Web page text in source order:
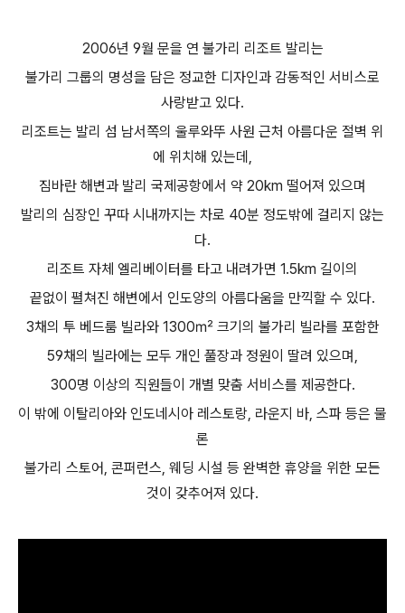
2006년 9월 문을 연 불가리 리조트 발리는
불가리 그룹의 명성을 담은 정교한 디자인과 감동적인 서비스로
사랑받고 있다.
리조트는 발리 섬 남서쪽의 울루와뚜 사원 근처 아름다운 절벽 위
에 위치해 있는데,
짐바란 해변과 발리 국제공항에서 약 20km 떨어져 있으며
발리의 심장인 꾸따 시내까지는 차로 40분 정도밖에 걸리지 않는
다.
리조트 자체 엘리베이터를 타고 내려가면 1.5km 길이의
끝없이 펼쳐진 해변에서 인도양의 아름다움을 만끽할 수 있다.
3채의 투 베드룸 빌라와 1300㎡ 크기의 불가리 빌라를 포함한
59채의 빌라에는 모두 개인 풀장과 정원이 딸려 있으며,
300명 이상의 직원들이 개별 맞춤 서비스를 제공한다.
이 밖에 이탈리아와 인도네시아 레스토랑, 라운지 바, 스파 등은 물
론
불가리 스토어, 콘퍼런스, 웨딩 시설 등 완벽한 휴양을 위한 모든
것이 갖추어져 있다.